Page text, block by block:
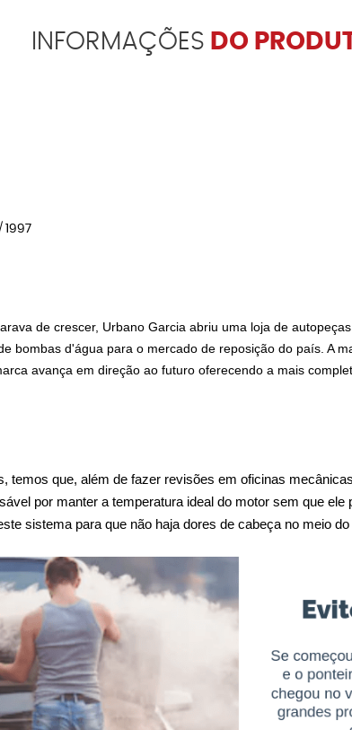
INFORMAÇÕES DO
1997
de crescer, Urbano Garcia abriu uma loja de
bombas d'água para o mercado de reposição do país. A
avança em direção ao futuro oferecendo a mais
temos que, além de fazer revisões em oficinas
por manter a temperatura ideal do motor sem que ele
sistema para que não haja dores de cabeça no meio